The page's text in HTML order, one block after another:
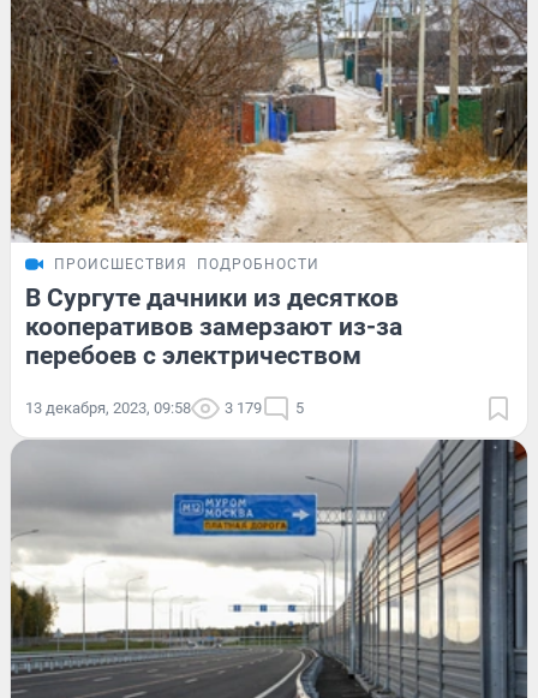
ПРОИСШЕСТВИЯ ПОДРОБНОСТИ
В Сургуте дачники из десятков
кооперативов замерзают из-за
перебоев с электричеством
13 декабря, 2023, 09:58 3 179 5